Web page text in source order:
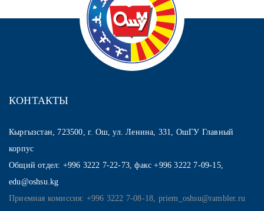
КОНТАКТЫ
Кыргызстан, 723500, г. Ош, ул. Ленина, 331, ОшГУ Главный
корпус
Общий отдел: +996 3222 7-22-73, факс +996 3222 7-09-15,
edu@oshsu.kg
Приемная комиссия: +996 3222 7-08-18, priem_oshsu@rambler.ru